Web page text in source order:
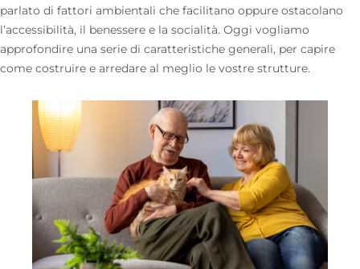
parlato di fattori ambientali che facilitano oppure ostacolano
l’accessibilità, il benessere e la socialità. Oggi vogliamo
approfondire una serie di caratteristiche generali, per capire
come costruire e arredare al meglio le vostre strutture.